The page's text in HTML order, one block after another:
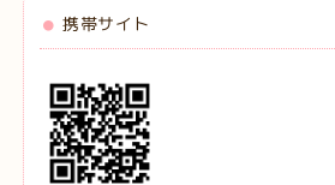
携帯サイト